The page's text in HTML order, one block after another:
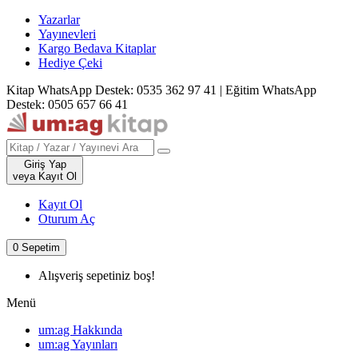
Yazarlar
Yayınevleri
Kargo Bedava Kitaplar
Hediye Çeki
Kitap WhatsApp Destek: 0535 362 97 41 | Eğitim WhatsApp
Destek: 0505 657 66 41
Giriş Yap
veya Kayıt Ol
Kayıt Ol
Oturum Aç
0 Sepetim
Alışveriş sepetiniz boş!
Menü
um:ag Hakkında
um:ag Yayınları